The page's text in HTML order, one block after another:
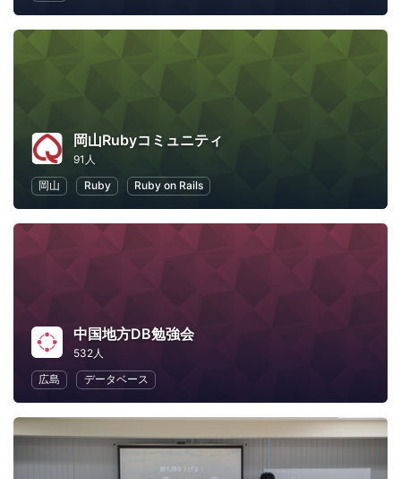
岡山Rubyコミュニティ
91人
岡山
Ruby Ruby on Rails
中国地方DB勉強会
532人
広島
データベース